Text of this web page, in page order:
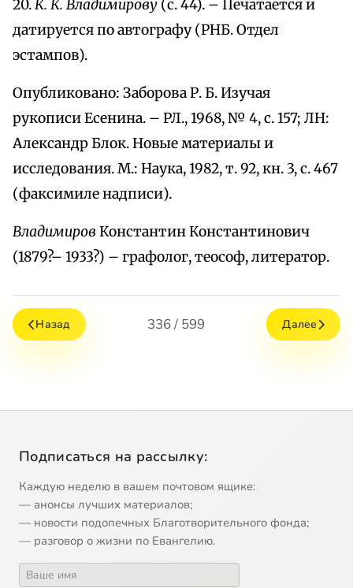
20.К. К. Владимирову (с. 44). – Печатается и
датируется по автографу (РНБ. Отдел
эстампов).
Опубликовано: Заборова Р. Б. Изучая
рукописи Есенина. – РЛ., 1968, № 4, с. 157; ЛН:
Александр Блок. Новые материалы и
исследования. М.: Наука, 1982, т. 92, кн. 3, с. 467
(факсимиле надписи).
Владимиров Константин Константинович
(1879?– 1933?) – графолог, теософ, литератор.
Назад 336 / 599 Далее
Подписаться на рассылку:
Каждую неделю в вашем почтовом ящике:
— анонсы лучших материалов;
— новости подопечных Благотворительного фонда;
— разговор о жизни по Евангелию.